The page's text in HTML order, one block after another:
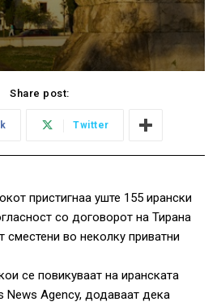
Share post:
Twitter
пристигнаа уште 155 ирански
со договорот на Тирана
сместени во неколку приватни
се повикуваат на иранската
News Agency, додаваат дека